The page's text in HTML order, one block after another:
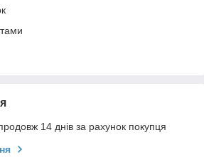
14 днів за рахунок покупця